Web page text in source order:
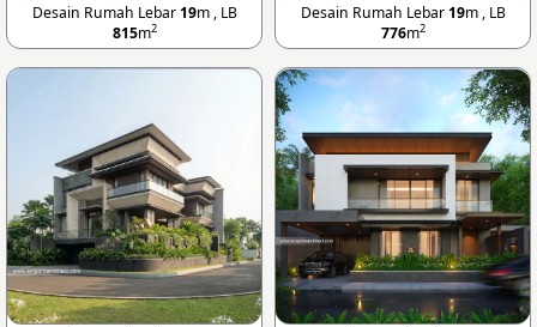
Desain Rumah Lebar 19m , LB
815m2
Desain Rumah Lebar 19m , LB
776m2